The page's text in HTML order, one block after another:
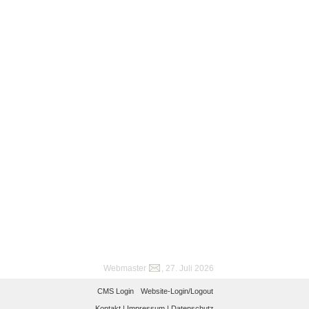
Webmaster , 27. Juli 2026
CMS Login Website-Login/Logout